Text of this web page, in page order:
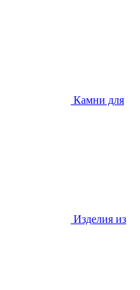
Камни для
Изделия из